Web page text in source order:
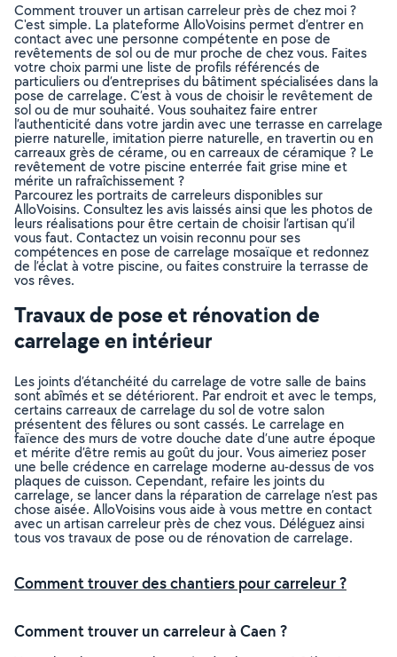
Comment trouver un artisan carreleur près de chez moi ?
C'est simple. La plateforme AlloVoisins permet d’entrer en
contact avec une personne compétente en pose de
revêtements de sol ou de mur proche de chez vous. Faites
votre choix parmi une liste de profils référencés de
particuliers ou d’entreprises du bâtiment spécialisées dans la
pose de carrelage. C’est à vous de choisir le revêtement de
sol ou de mur souhaité. Vous souhaitez faire entrer
l’authenticité dans votre jardin avec une terrasse en carrelage
pierre naturelle, imitation pierre naturelle, en travertin ou en
carreaux grès de cérame, ou en carreaux de céramique ? Le
revêtement de votre piscine enterrée fait grise mine et
mérite un rafraîchissement ?
Parcourez les portraits de carreleurs disponibles sur
AlloVoisins. Consultez les avis laissés ainsi que les photos de
leurs réalisations pour être certain de choisir l’artisan qu’il
vous faut. Contactez un voisin reconnu pour ses
compétences en pose de carrelage mosaïque et redonnez
de l’éclat à votre piscine, ou faites construire la terrasse de
vos rêves.
Travaux de pose et rénovation de
carrelage en intérieur
Les joints d’étanchéité du carrelage de votre salle de bains
sont abîmés et se détériorent. Par endroit et avec le temps,
certains carreaux de carrelage du sol de votre salon
présentent des fêlures ou sont cassés. Le carrelage en
faïence des murs de votre douche date d’une autre époque
et mérite d’être remis au goût du jour. Vous aimeriez poser
une belle crédence en carrelage moderne au-dessus de vos
plaques de cuisson. Cependant, refaire les joints du
carrelage, se lancer dans la réparation de carrelage n’est pas
chose aisée. AlloVoisins vous aide à vous mettre en contact
avec un artisan carreleur près de chez vous. Déléguez ainsi
tous vos travaux de pose ou de rénovation de carrelage.
Comment trouver des chantiers pour carreleur ?
Comment trouver un carreleur à Caen ?